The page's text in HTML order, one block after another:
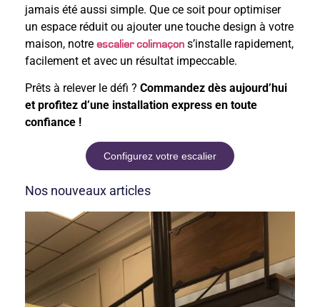
jamais été aussi simple. Que ce soit pour optimiser
un espace réduit ou ajouter une touche design à votre
maison, notre escalier colimaçon s’installe rapidement,
facilement et avec un résultat impeccable.
Prêts à relever le défi ? Commandez dès aujourd’hui
et profitez d’une installation express en toute
confiance !
Configurez votre escalier
Nos nouveaux articles